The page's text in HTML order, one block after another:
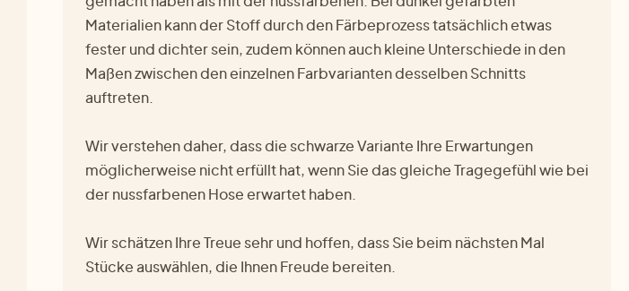
Materialien kann der Stoff durch den Färbeprozess tatsächlich etwas
fester und dichter sein, zudem können auch kleine Unterschiede in den
Maßen zwischen den einzelnen Farbvarianten desselben Schnitts
auftreten.
Wir verstehen daher, dass die schwarze Variante Ihre Erwartungen
möglicherweise nicht erfüllt hat, wenn Sie das gleiche Tragegefühl wie bei
der nussfarbenen Hose erwartet haben.
Wir schätzen Ihre Treue sehr und hoffen, dass Sie beim nächsten Mal
Stücke auswählen, die Ihnen Freude bereiten.